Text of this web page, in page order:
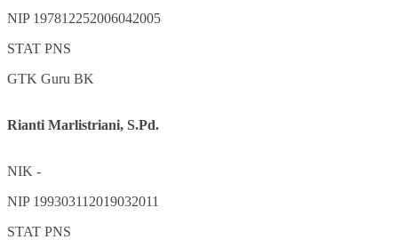
NIP 197812252006042005
STAT PNS
GTK Guru BK
Rianti Marlistriani, S.Pd.
NIK -
NIP 199303112019032011
STAT PNS